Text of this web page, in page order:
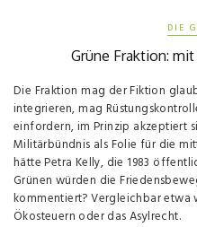
DIE
Grüne Fraktion:
Die Fraktion mag der Fiktion
integrieren, mag
einfordern, im Prinzip akzeptiert
Militärbündnis als Folie für die
hätte Petra Kelly, die 1983
Grünen würden die
kommentiert? Vergleichbar etwa
Ökosteuern oder das Asylrecht.